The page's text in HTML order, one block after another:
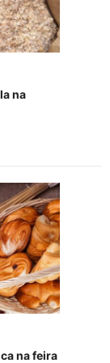
na
na feira